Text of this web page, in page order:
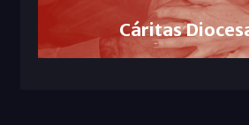
Cáritas